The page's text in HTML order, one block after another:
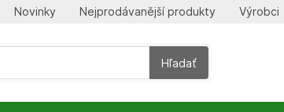
Hľadať
Novinky Nejprodávanější produkty Výrobci